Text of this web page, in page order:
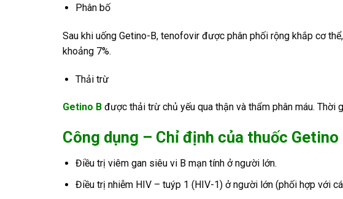
Phân bố
Sau khi uống Getino-B, tenofovir được phân phối rộng khắp cơ
khoảng 7%.
Thải trừ
Getino B được thải trừ chủ yếu qua thận và thẩm phân máu. Thời
Công dụng – Chỉ định của thuốc
Điều trị viêm gan siêu vi B mạn tính ở người lớn.
Điều trị nhiễm HIV – tuýp 1 (HIV-1) ở người lớn (phối hợp với